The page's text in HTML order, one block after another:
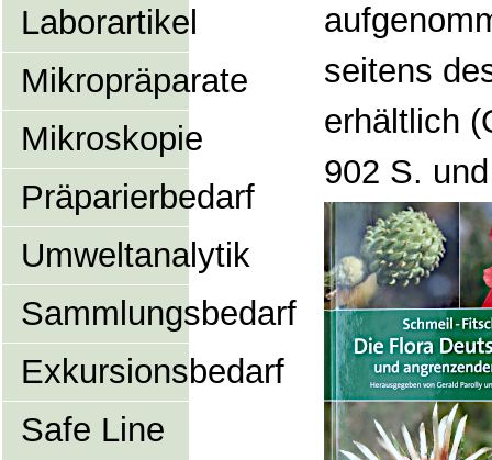
Laborartikel
Mikropräparate
Mikroskopie
Präparierbedarf
Umweltanalytik
Sammlungsbedarf
Exkursionsbedarf
Safe Line
seitens
erhältlich
902 S.